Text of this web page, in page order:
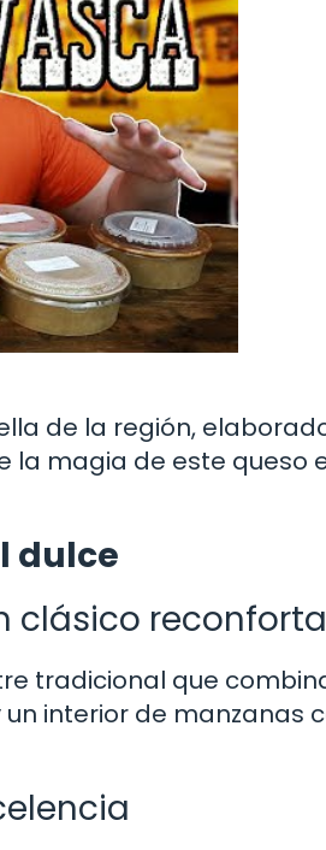
de la región,
la magia de este queso
dulce
clásico
tradicional que
interior de manzanas